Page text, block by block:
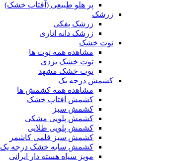
پر هلو طبیعی (آفتاب خشک)
زرشک
زرشک پفکی
زرشک دانه اناری
توت خشک
مشاهده همه توت ها
توت خشک یزدی
توت خشک مشهد
کشمش درجه یک
مشاهده همه کشمش ها
کشمش آفتاب خشک
کشمش سبز
کشمش پلویی مشکی
کشمش پلویی طلایی
کشمش سبز قلمی کاشمر
کشمش سایه خشک درجه یک
مویز سیاه هسته دار ایرانی